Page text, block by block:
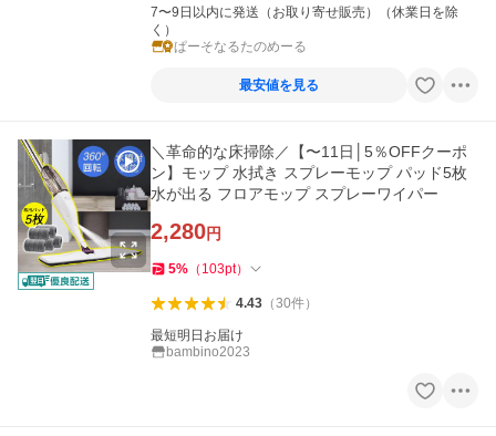
7〜9日以内に発送（お取り寄せ販売）（休業日を除
く）
ぱーそなるたのめーる
最安値を見る
＼革命的な床掃除／【〜11日│5％OFFクーポ
ン】モップ 水拭き スプレーモップ パッド5枚
水が出る フロアモップ スプレーワイパー
2,280円
5% （ 103pt）
4.43（30件）
最短明日お届け
bambino2023